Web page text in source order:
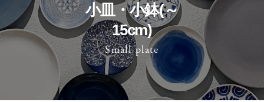
小皿・小鉢(～
15cm)
Small plate